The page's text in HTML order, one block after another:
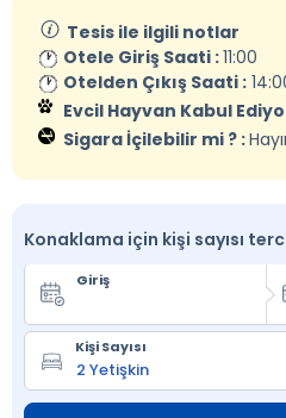
Tesis ile ilgili notlar
Otele Giriş Saati :11:00
Otelden Çıkış Saati :
Evcil Hayvan Kabul
Sigara İçilebilir mi ? :
Konaklama için kişi sayısı
Giriş
Kişi Sayısı